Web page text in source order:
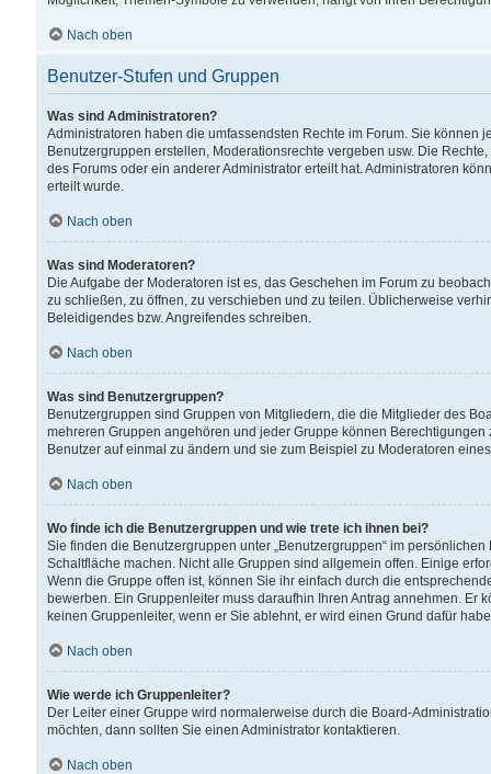
Nach oben
Benutzer-Stufen und Gruppen
Was sind Administratoren?
Administratoren haben die umfassendsten Rechte im Forum. Sie können
Benutzergruppen erstellen, Moderationsrechte vergeben usw. Die
des Forums oder ein anderer Administrator erteilt hat. Administratoren
erteilt wurde.
Nach oben
Was sind Moderatoren?
Die Aufgabe der Moderatoren ist es, das Geschehen im Forum zu
zu schließen, zu öffnen, zu verschieben und zu teilen. Üblicherweise
Beleidigendes bzw. Angreifendes schreiben.
Nach oben
Was sind Benutzergruppen?
Benutzergruppen sind Gruppen von Mitgliedern, die die Mitglieder des
mehreren Gruppen angehören und jeder Gruppe können
Benutzer auf einmal zu ändern und sie zum Beispiel zu Moderatoren
Nach oben
Wo finde ich die Benutzergruppen und wie trete ich ihnen bei?
Sie finden die Benutzergruppen unter „Benutzergruppen“ im
Schaltfläche machen. Nicht alle Gruppen sind allgemein offen. Einige
Wenn die Gruppe offen ist, können Sie ihr einfach durch die
bewerben. Ein Gruppenleiter muss daraufhin Ihren Antrag annehmen.
keinen Gruppenleiter, wenn er Sie ablehnt, er wird einen Grund dafür
Nach oben
Wie werde ich Gruppenleiter?
Der Leiter einer Gruppe wird normalerweise durch die Board-
möchten, dann sollten Sie einen Administrator kontaktieren.
Nach oben